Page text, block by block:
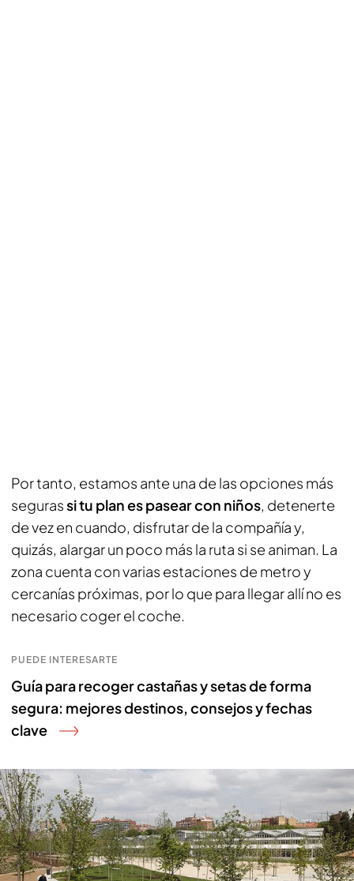
Por tanto, estamos ante una de las opciones más
segurassi tu plan es pasear con niños, detenerte
de vez en cuando, disfrutar de la compañía y,
quizás, alargar un poco más la ruta si se animan. La
zona cuenta con varias estaciones de metro y
cercanías próximas, por lo que para llegar allí no es
necesario coger el coche.
PUEDE INTERESARTE
Guía para recoger castañas y setas de forma
segura: mejores destinos, consejos y fechas
clave